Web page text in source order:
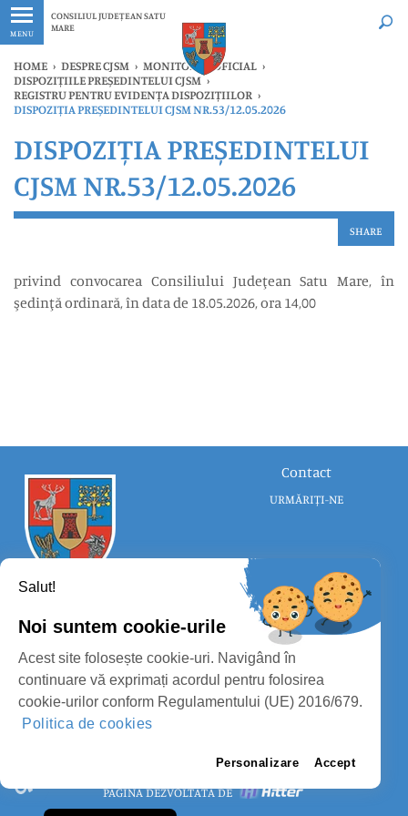
MENU
CONSILIUL JUDEȚEAN SATU
MARE
Ultimele
HOME › DESPRE CJSM › MONITORUL OFICIAL ›
DISPOZIȚIILE PREȘEDINTELUI CJSM ›
REGISTRU PENTRU EVIDENȚA DISPOZIȚIILOR ›
DISPOZIȚIA PREȘEDINTELUI CJSM NR.53/12.05.2026
DISPOZIȚIA PREȘEDINTELUI
CJSM NR.53/12.05.2026
SHARE
privind convocarea Consiliului Judeţean Satu Mare, în
şedinţă ordinară, în data de 18.05.2026, ora 14,00
PROTECȚIA DATELOR PERSONALE
MASS-MEDIA
PAGINĂ DEZVOLTATĂ DE
CONSILIUL JUDEȚEAN SATU MARE
Contact
URMĂRIȚI-NE
Salut!
Noi suntem cookie-urile
Acest site folosește cookie-uri. Navigând în
continuare vă exprimați acordul pentru folosirea
cookie-urilor conform Regulamentului (UE) 2016/679.
Politica de cookies
Personalizare Accept